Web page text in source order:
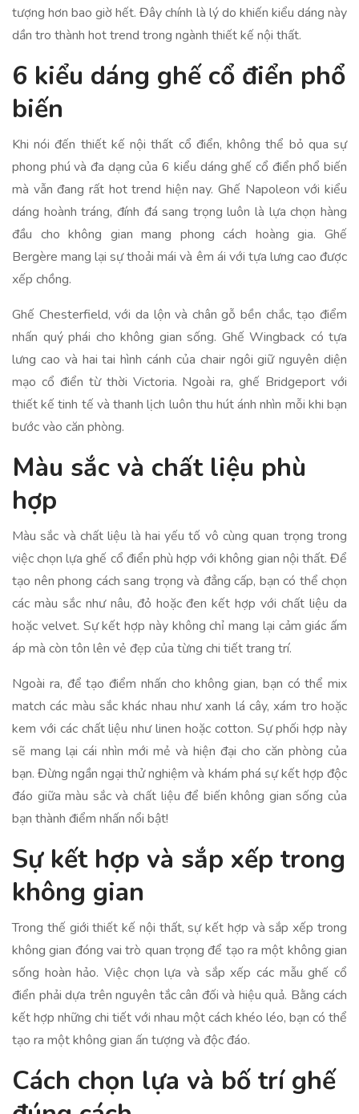
tượng hơn bao giờ hết. Đây chính là lý do khiến kiểu dáng này
dần tro thành hot trend trong ngành thiết kế nội thất.
6 kiểu dáng ghế cổ điển phổ
biến
Khi nói đến thiết kế nội thất cổ điển, không thể bỏ qua sự
phong phú và đa dạng của 6 kiểu dáng ghế cổ điển phổ biến
mà vẫn đang rất hot trend hiện nay. Ghế Napoleon với kiểu
dáng hoành tráng, đính đá sang trọng luôn là lựa chọn hàng
đầu cho không gian mang phong cách hoàng gia. Ghế
Bergère mang lại sự thoải mái và êm ái với tựa lưng cao được
xếp chồng.
Ghế Chesterfield, với da lộn và chân gỗ bền chắc, tạo điểm
nhấn quý phái cho không gian sống. Ghế Wingback có tựa
lưng cao và hai tai hình cánh của chair ngôi giữ nguyên diện
mạo cổ điển từ thời Victoria. Ngoài ra, ghế Bridgeport với
thiết kế tinh tế và thanh lịch luôn thu hút ánh nhìn mỗi khi bạn
bước vào căn phòng.
Màu sắc và chất liệu phù
hợp
Màu sắc và chất liệu là hai yếu tố vô cùng quan trọng trong
việc chọn lựa ghế cổ điển phù hợp với không gian nội thất. Để
tạo nên phong cách sang trọng và đẳng cấp, bạn có thể chọn
các màu sắc như nâu, đỏ hoặc đen kết hợp với chất liệu da
hoặc velvet. Sự kết hợp này không chỉ mang lại cảm giác ấm
áp mà còn tôn lên vẻ đẹp của từng chi tiết trang trí.
Ngoài ra, để tạo điểm nhấn cho không gian, bạn có thể mix
match các màu sắc khác nhau như xanh lá cây, xám tro hoặc
kem với các chất liệu như linen hoặc cotton. Sự phối hợp này
sẽ mang lại cái nhìn mới mẻ và hiện đại cho căn phòng của
bạn. Đừng ngần ngại thử nghiệm và khám phá sự kết hợp độc
đáo giữa màu sắc và chất liệu để biến không gian sống của
bạn thành điểm nhấn nổi bật!
Sự kết hợp và sắp xếp trong
không gian
Trong thế giới thiết kế nội thất, sự kết hợp và sắp xếp trong
không gian đóng vai trò quan trọng để tạo ra một không gian
sống hoàn hảo. Việc chọn lựa và sắp xếp các mẫu ghế cổ
điển phải dựa trên nguyên tắc cân đối và hiệu quả. Bằng cách
kết hợp những chi tiết với nhau một cách khéo léo, bạn có thể
tạo ra một không gian ấn tượng và độc đáo.
Cách chọn lựa và bố trí ghế